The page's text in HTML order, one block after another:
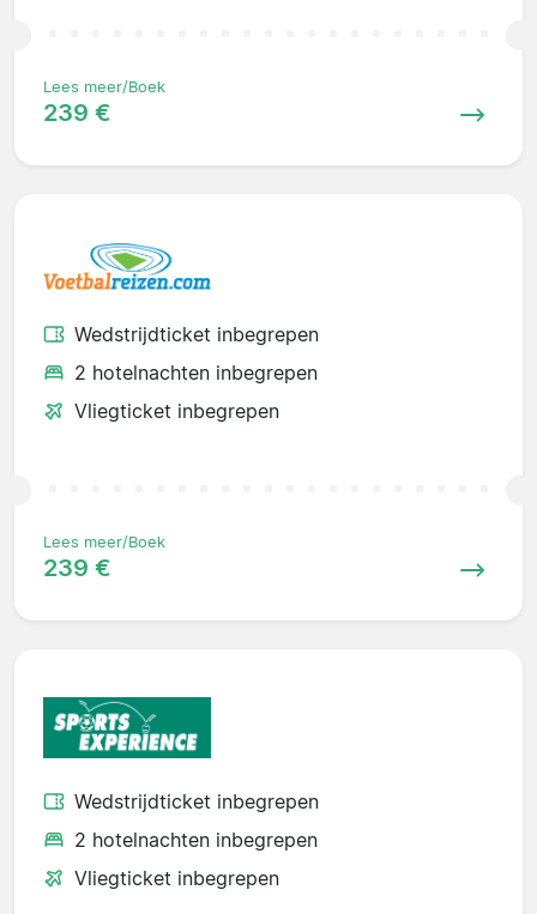
Lees meer/Boek
239 €
Wedstrijdticket inbegrepen
2 hotelnachten inbegrepen
Vliegticket inbegrepen
Lees meer/Boek
239 €
Wedstrijdticket inbegrepen
2 hotelnachten inbegrepen
Vliegticket inbegrepen